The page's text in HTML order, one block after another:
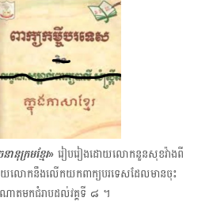
នុក្រមខ្មែរ» រៀបរៀងដោយលោកនួនសុខវ៉ាងពី
លោកនឹងលើកយកពាក្យបរទេសដែលមានចុះ
ណាត​មកជំរាបដល់វគ្គទី ๘ ។